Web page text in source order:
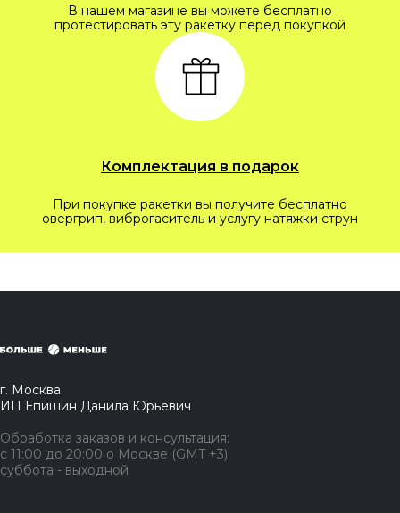
В нашем магазине вы можете бесплатно
протестировать эту ракетку перед покупкой
Комплектация в подарок
При покупке ракетки вы получите бесплатно
овергрип, виброгаситель и услугу натяжки струн
г. Москва
ИП Епишин Данила Юрьевич
Обработка заказов и консультация:
с 11:00 до 20:00 о Москве (GMT +3)
суббота - выходной